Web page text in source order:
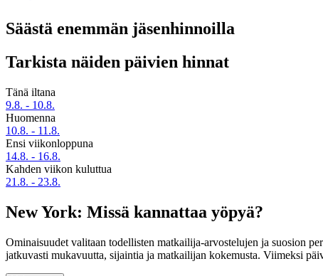
Säästä enemmän jäsenhinnoilla
Tarkista näiden päivien hinnat
Tänä iltana
9.8. - 10.8.
Huomenna
10.8. - 11.8.
Ensi viikonloppuna
14.8. - 16.8.
Kahden viikon kuluttua
21.8. - 23.8.
New York: Missä kannattaa yöpyä?
Ominaisuudet valitaan todellisten matkailija-arvostelujen ja suosion
jatkuvasti mukavuutta, sijaintia ja matkailijan kokemusta. Viimeksi